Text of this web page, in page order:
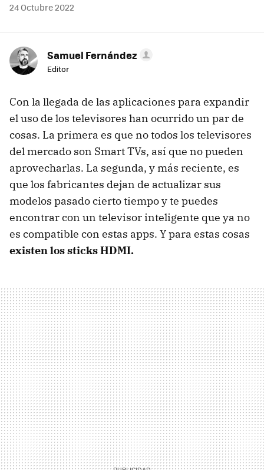
24 Octubre 2022
Samuel Fernández
Editor
Con la llegada de las aplicaciones para expandir
el uso de los televisores han ocurrido un par de
cosas. La primera es que no todos los televisores
del mercado son Smart TVs, así que no pueden
aprovecharlas. La segunda, y más reciente, es
que los fabricantes dejan de actualizar sus
modelos pasado cierto tiempo y te puedes
encontrar con un televisor inteligente que ya no
es compatible con estas apps. Y para estas cosas
existen los sticks HDMI.